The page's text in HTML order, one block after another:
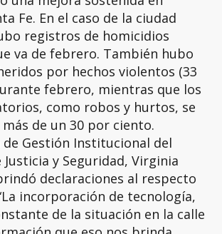
Fe. En el caso de la ciudad
registros de homicidios
va de febrero. También hubo
por hechos violentos (33
febrero, mientras que los
como robos y hurtos, se
de un 30 por ciento.
de Gestión Institucional del
y Seguridad, Virginia
declaraciones al respecto
incorporación de tecnología,
de la situación en la calle